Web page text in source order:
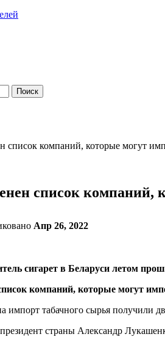
список компаний, которые могут
список компаний,
Апр 26, 2022
сигарет в Беларуси летом
импорт табачного сырья получили
страны Александр